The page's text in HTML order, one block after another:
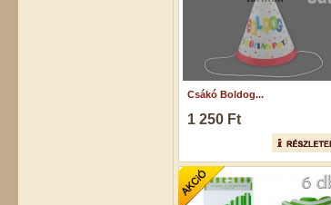
Csákó Boldog...
1 250 Ft